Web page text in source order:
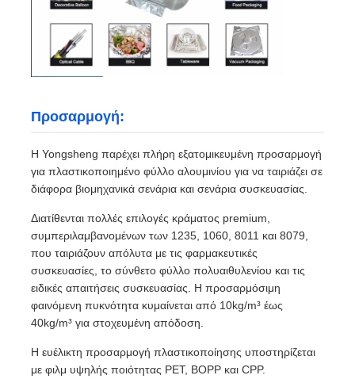
Προσαρμογή:
Η Yongsheng παρέχει πλήρη εξατομικευμένη προσαρμογή
για πλαστικοποιημένο φύλλο αλουμινίου για να ταιριάζει σε
διάφορα βιομηχανικά σενάρια και σενάρια συσκευασίας.
Διατίθενται πολλές επιλογές κράματος premium,
συμπεριλαμβανομένων των 1235, 1060, 8011 και 8079,
που ταιριάζουν απόλυτα με τις φαρμακευτικές
συσκευασίες, το σύνθετο φύλλο πολυαιθυλενίου και τις
ειδικές απαιτήσεις συσκευασίας. Η προσαρμόσιμη
φαινόμενη πυκνότητα κυμαίνεται από 10kg/m³ έως
40kg/m³ για στοχευμένη απόδοση.
Η ευέλικτη προσαρμογή πλαστικοποίησης υποστηρίζεται
με φιλμ υψηλής ποιότητας PET, BOPP και CPP.